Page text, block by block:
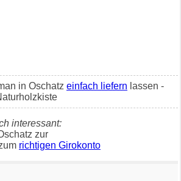
in Oschatz einfach liefern lassen -
interessant:
zur
richtigen Girokonto